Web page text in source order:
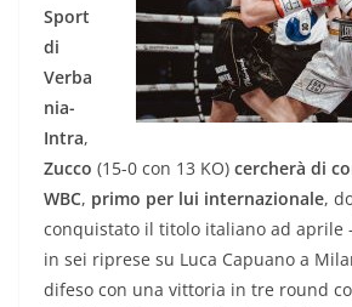
Sport
di
Verba
nia-
Intra,
Zucco (15-0 con 13 KO) cercherà di
WBC, primo per lui internazionale,
conquistato il titolo italiano ad aprile
in sei riprese su Luca Capuano a
difeso con una vittoria in tre round